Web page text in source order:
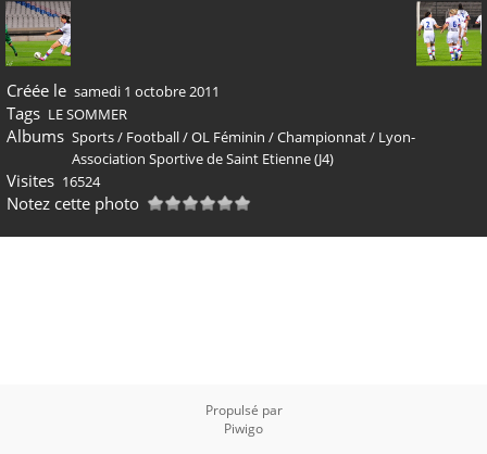
Créée le samedi 1 octobre 2011
Tags LE SOMMER
Albums Sports/ Football/OL Féminin /Championnat/ Lyon-
Association Sportive de Saint Etienne (J4)
Visites 16524
Notez cette photo
Propulsé par
Piwigo